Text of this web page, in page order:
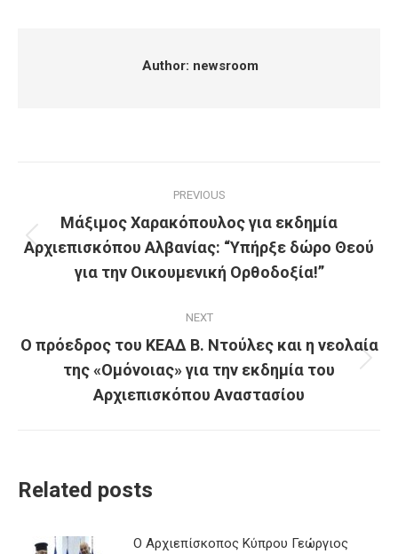
Author: newsroom
navigation
PREVIOUS
Previous
post:
Μάξιμος Χαρακόπουλος για εκδημία
Αρχιεπισκόπου Αλβανίας: “Υπήρξε δώρο Θεού
για την Οικουμενική Ορθοδοξία!”
NEXT
Next
post:
Ο πρόεδρος του ΚΕΑΔ Β. Ντούλες και η νεολαία
της «Ομόνοιας» για την εκδημία του
Αρχιεπισκόπου Αναστασίου
Related posts
Ο Αρχιεπίσκοπος Κύπρου Γεώργιος